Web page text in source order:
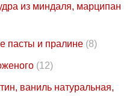
из миндаля, марципан
пасты и пралине (8)
(12)
ваниль натуральная,